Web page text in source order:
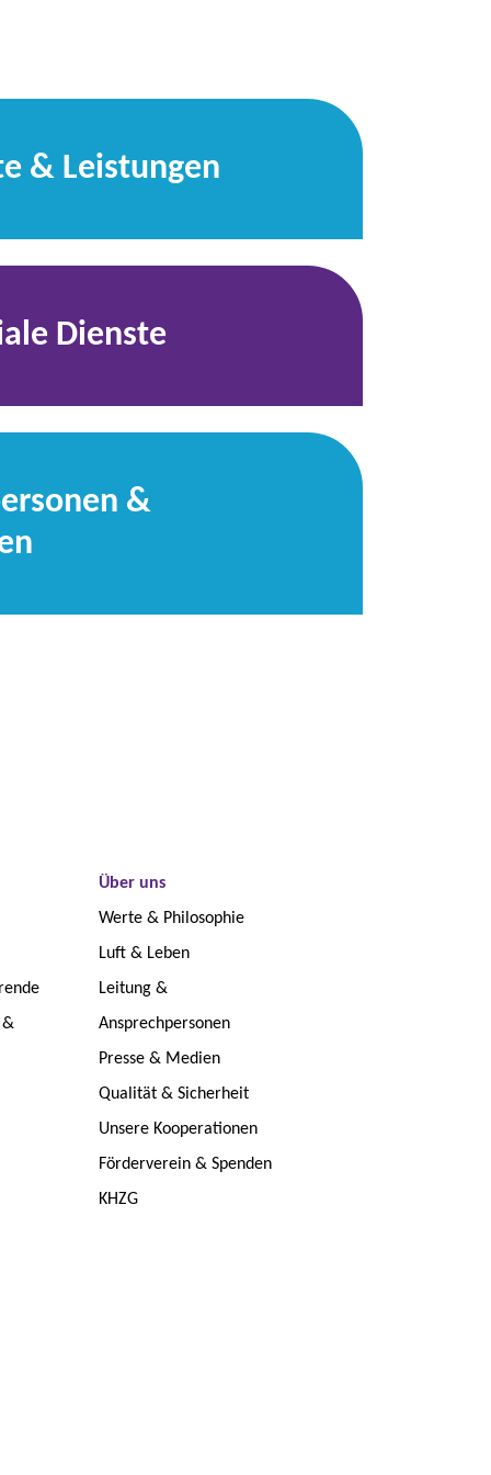
& Leistungen
Dienste
&
&
Über uns
Werte & Philosophie
Luft & Leben
Leitung &
Ansprechpersonen
Presse & Medien
Qualität & Sicherheit
Unsere Kooperationen
Förderverein & Spenden
KHZG